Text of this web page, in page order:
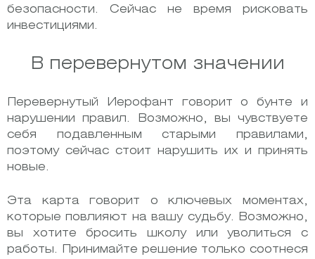
безопасности. Сейчас не время рисковать
инвестициями.
В перевернутом значении
Перевернутый Иерофант говорит о бунте и
нарушении правил. Возможно, вы чувствуете
себя подавленным старыми правилами,
поэтому сейчас стоит нарушить их и принять
новые.
Эта карта говорит о ключевых моментах,
которые повлияют на вашу судьбу. Возможно,
вы хотите бросить школу или уволиться с
работы. Принимайте решение только соотнеся